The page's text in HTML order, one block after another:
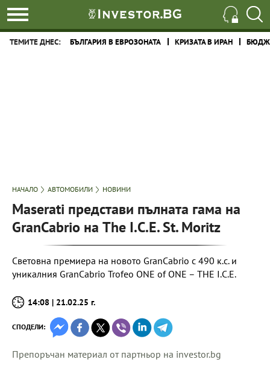
ТЕМИТЕ ДНЕС: БЪЛГАРИЯ В ЕВРОЗОНАТА КРИЗАТА В ИРАН
НАЧАЛО АВТОМОБИЛИ НОВИНИ
Maserati представи пълната гама на
GranCabrio на The I.C.E. St. Moritz
Световна премиера на новото GranCabrio с 490 к.с. и
уникалния GranCabrio Trofeo ONE of ONE – THE I.C.E.
14:08 | 21.02.25 г.
СПОДЕЛИ:
Препоръчан материал от партньор на investor.bg